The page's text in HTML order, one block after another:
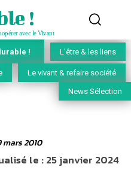
!
avec le Vivant
! L'être & les liens
Le vivant & refaire société
News Sélection
mars 2010
le :25 janvier 2024